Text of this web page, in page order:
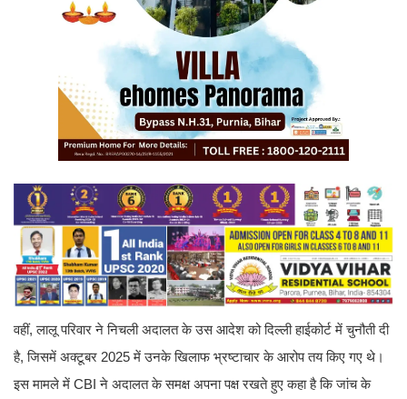
वहीं, लालू परिवार ने निचली अदालत के उस आदेश को दिल्ली हाईकोर्ट में चुनौती दी
है, जिसमें अक्टूबर 2025 में उनके खिलाफ भ्रष्टाचार के आरोप तय किए गए थे।
इस मामले में CBI ने अदालत के समक्ष अपना पक्ष रखते हुए कहा है कि जांच के